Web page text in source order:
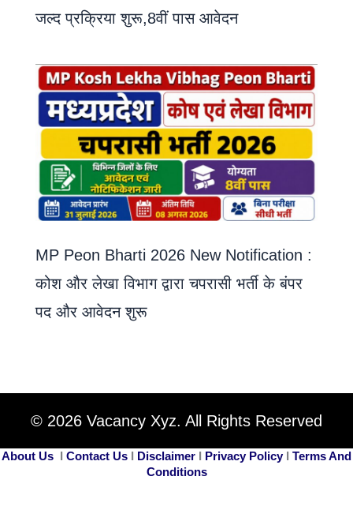
जल्द प्रक्रिया शुरू,8वीं पास आवेदन
MP Peon Bharti 2026 New Notification :
कोश और लेखा विभाग द्वारा चपरासी भर्ती के बंपर
पद और आवेदन शुरू
© 2026 Vacancy Xyz. All Rights Reserved
About Us I Contact Us I Disclaimer I Privacy PolicyI Terms And
Conditions